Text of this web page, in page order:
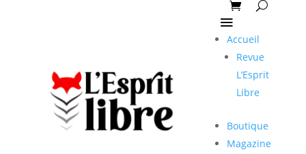
Accueil
Revue
L’Esprit
Libre
Boutique
Magazine